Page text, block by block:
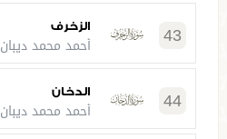
43 الزخرف
أحمد محمد ديبان
44 الدخان
أحمد محمد ديبان